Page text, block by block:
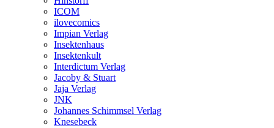
ICOM
ilovecomics
Impian Verlag
Insektenhaus
Insektenkult
Interdictum Verlag
Jacoby & Stuart
Jaja Verlag
JNK
Johannes Schimmsel Verlag
Knesebeck